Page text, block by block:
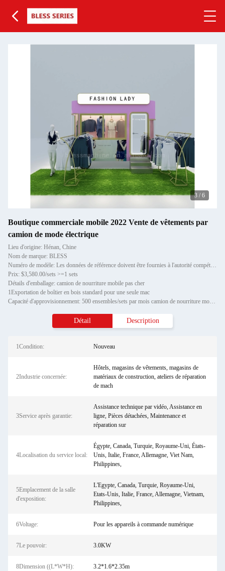
3 / 6
Boutique commerciale mobile 2022 Vente de vêtements par
camion de mode électrique
Lieu d'origine: Hénan, Chine
Nom de marque: BLESS
Numéro de modèle: Les données de référence doivent être fournies à l'autorité compétente de l'État membre de l'expédit
Prix: $3,580.00/sets >=1 sets
Détails d'emballage: camion de nourriture mobile pas cher
1Exportation de boîtier en bois standard pour une seule mac
Capacité d'approvisionnement: 500 ensembles/sets par mois camion de nourriture mobile pas cher
Détail Description
1Condition: Nouveau
2Industrie concernée:
Hôtels, magasins de vêtements, magasins de
matériaux de construction, ateliers de réparation
de mach
3Service après garantie:
Assistance technique par vidéo, Assistance en
ligne, Pièces détachées, Maintenance et
réparation sur
4Localisation du service local:
Égypte, Canada, Turquie, Royaume-Uni, États-
Unis, Italie, France, Allemagne, Viet Nam,
Philippines,
5Emplacement de la salle
d'exposition:
L'Egypte, Canada, Turquie, Royaume-Uni,
Etats-Unis, Italie, France, Allemagne, Vietnam,
Philippines,
6Voltage: Pour les appareils à commande numérique
7Le pouvoir: 3.0KW
8Dimension ((L*W*H): 3.2*1.6*2.35m